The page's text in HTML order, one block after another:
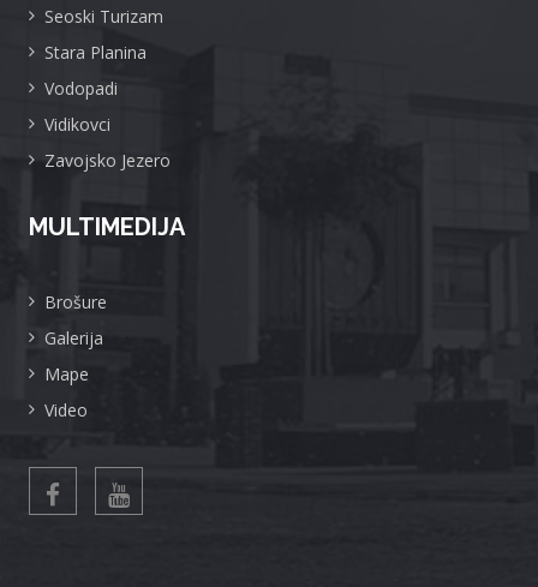
Seoski Turizam
Stara Planina
Vodopadi
Vidikovci
Zavojsko Jezero
MULTIMEDIJA
Brošure
Galerija
Mape
Video